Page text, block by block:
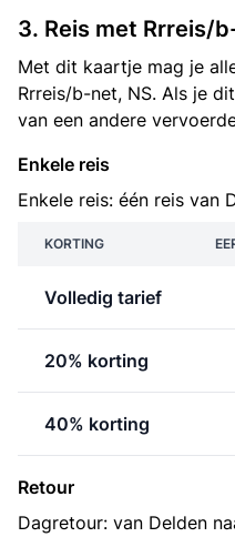
3. Reis met Rrreis/
Met dit kaartje mag je
Rrreis/b-net, NS. Als je
van een andere
Enkele reis
Enkele reis: één reis van
KORTING
Volledig tarief
20% korting
40% korting
Retour
Dagretour: van Delden